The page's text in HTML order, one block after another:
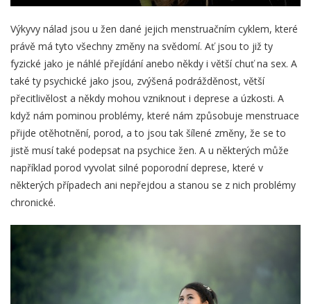
Výkyvy nálad jsou u žen dané jejich menstruačním cyklem, které
právě má tyto všechny změny na svědomí. Ať jsou to již ty
fyzické jako je náhlé přejídání anebo někdy i větší chuť na sex. A
také ty psychické jako jsou, zvýšená podrážděnost, větší
přecitlivělost a někdy mohou vzniknout i deprese a úzkosti. A
když nám pominou problémy, které nám způsobuje menstruace
přijde otěhotnění, porod, a to jsou tak šílené změny, že se to
jistě musí také podepsat na psychice žen. A u některých může
například porod vyvolat silné poporodní deprese, které v
některých případech ani nepřejdou a stanou se z nich problémy
chronické.